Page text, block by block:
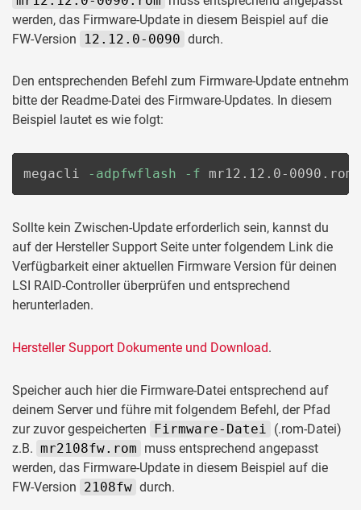
werden, das Firmware-Update in diesem Beispiel auf die
FW-Version
12.12.0-0090 durch.
Den entsprechenden Befehl zum Firmware-Update entnehm
bitte der Readme-Datei des Firmware-Updates. In diesem
Beispiel lautet es wie folgt:
megacli -adpfwflash -f mr12.12.0-0090.rom
Sollte kein Zwischen-Update erforderlich sein, kannst du
auf der Hersteller Support Seite unter folgendem Link die
Verfügbarkeit einer aktuellen Firmware Version für deinen
LSI RAID-Controller überprüfen und entsprechend
herunterladen.
Hersteller Support Dokumente und Download.
Speicher auch hier die Firmware-Datei entsprechend auf
deinem Server und führe mit folgendem Befehl, der Pfad
zur zuvor gespeicherten Firmware-Datei
(.rom-Datei)
z.B. mr2108fw.rom muss entsprechend angepasst
werden, das Firmware-Update in diesem Beispiel auf die
FW-Version 2108fw durch.